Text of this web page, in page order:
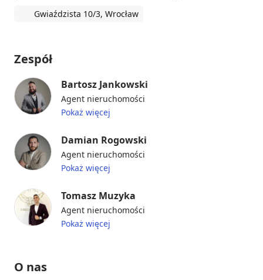
Gwiaździsta 10/3, Wrocław
Zespół
Bartosz Jankowski
Agent nieruchomości
Pokaż więcej
Damian Rogowski
Agent nieruchomości
Pokaż więcej
Tomasz Muzyka
Agent nieruchomości
Pokaż więcej
O nas